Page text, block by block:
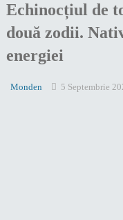
Echinocțiul de
două zodii.
energiei
Monden 5 Septembrie